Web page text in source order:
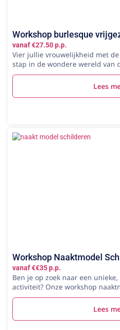
Workshop burlesque
vanaf €27.50 p.p.
Vier jullie vrouwelijkheid met
stap in de wondere wereld van
Lees
Workshop Naaktmodel
vanaf €€35 p.p.
Ben je op zoek naar een
activiteit? Onze workshop
Lees